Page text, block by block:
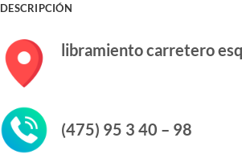
DESCRIPCIÓN
libramiento carretero
(475) 95 3 40 – 98